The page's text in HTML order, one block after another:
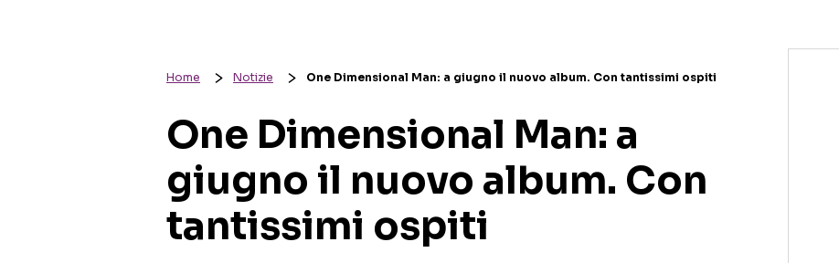
Home Notizie One Dimensional Man: a giugno il nuovo album. Con tantissimi ospiti
One Dimensional Man: a
giugno il nuovo album. Con
tantissimi ospiti